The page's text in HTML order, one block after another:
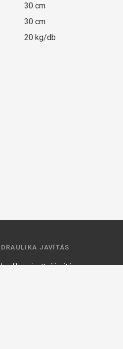
30 cm
30 cm
20 kg/db
JAVÍTÁS
szivattyú javitás